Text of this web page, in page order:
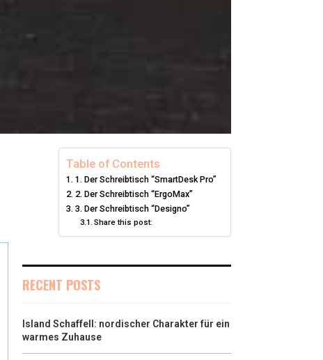
Table of Contents
1. Der Schreibtisch “SmartDesk Pro”
2. Der Schreibtisch “ErgoMax”
3. Der Schreibtisch “Designo”
Share this post:
RECENT POSTS
Island Schaffell: nordischer Charakter für ein
warmes Zuhause